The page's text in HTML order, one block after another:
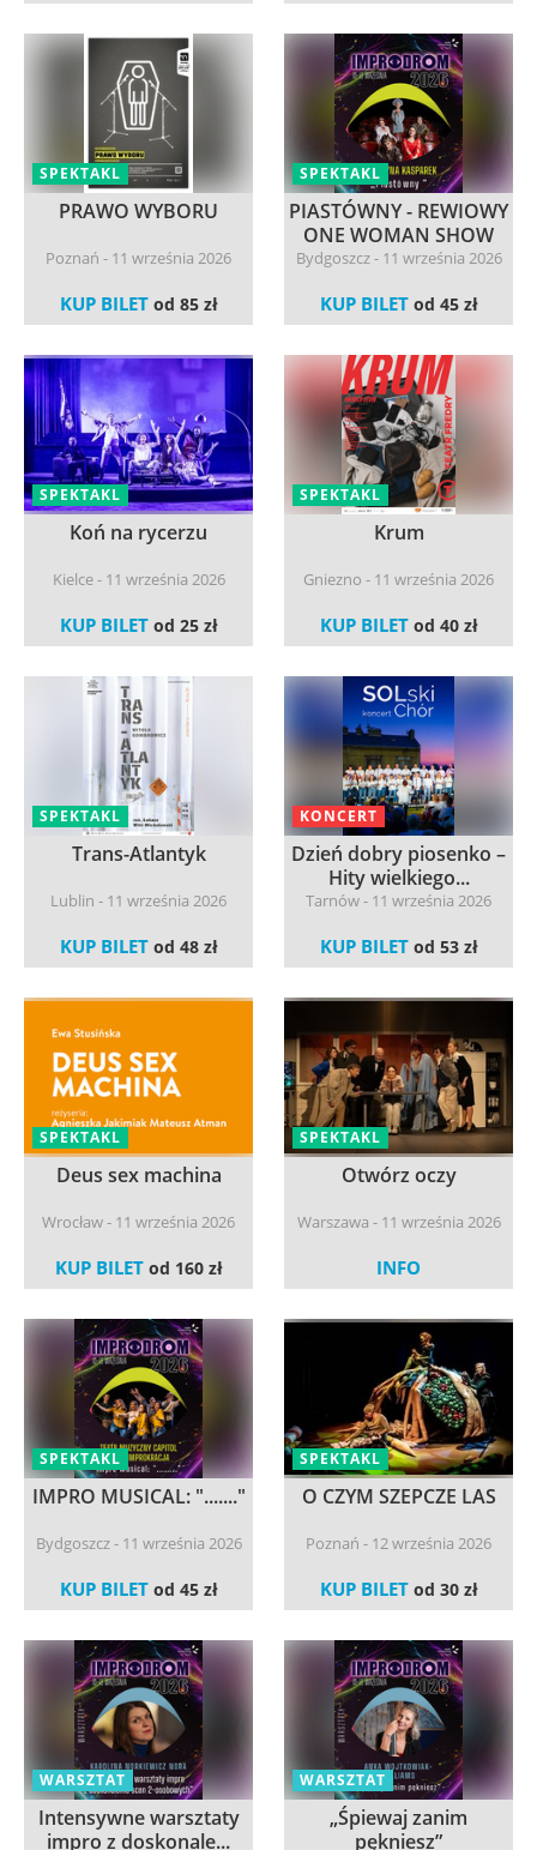
SPEKTAKL
PRAWO WYBORU
Poznań - 11 września 2026
KUP BILET od 85 zł
SPEKTAKL
PIASTÓWNY - REWIOWY
ONE WOMAN SHOW
Bydgoszcz - 11 września 2026
KUP BILET od 45 zł
SPEKTAKL
Koń na rycerzu
Kielce - 11 września 2026
KUP BILET od 25 zł
SPEKTAKL
Krum
Gniezno - 11 września 2026
KUP BILET od 40 zł
SPEKTAKL
Trans-Atlantyk
Lublin - 11 września 2026
KUP BILET od 48 zł
KONCERT
Dzień dobry piosenko –
Hity wielkiego...
Tarnów - 11 września 2026
KUP BILET od 53 zł
SPEKTAKL
Deus sex machina
Wrocław - 11 września 2026
KUP BILET od 160 zł
SPEKTAKL
Otwórz oczy
Warszawa - 11 września 2026
INFO
SPEKTAKL
IMPRO MUSICAL: "......."
Bydgoszcz - 11 września 2026
KUP BILET od 45 zł
SPEKTAKL
O CZYM SZEPCZE LAS
Poznań - 12 września 2026
KUP BILET od 30 zł
WARSZTAT
Intensywne warsztaty
impro z doskonale...
WARSZTAT
„Śpiewaj zanim
pękniesz”